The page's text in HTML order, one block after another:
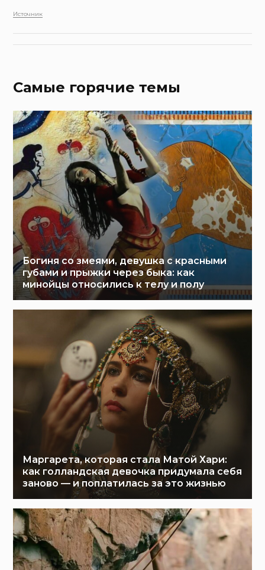
Источник
Самые горячие темы
Богиня со змеями, девушка с красными
губами и прыжки через быка: как
минойцы относились к телу и полу
Маргарета, которая стала Матой Хари:
как голландская девочка придумала себя
заново — и поплатилась за это жизнью